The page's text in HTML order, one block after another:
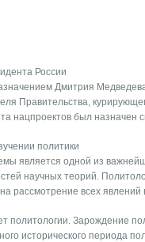
России
Дмитрия
Правительства,
нацпроектов был назначен
политики
является одной из
научных теорий.
рассмотрение всех явлений
политологии. Зарождение
исторического периода